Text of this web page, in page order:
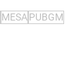
MESAPUBGM